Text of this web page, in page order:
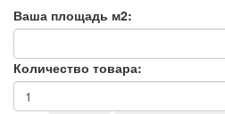
Ваша площадь м2:
Количество товара: